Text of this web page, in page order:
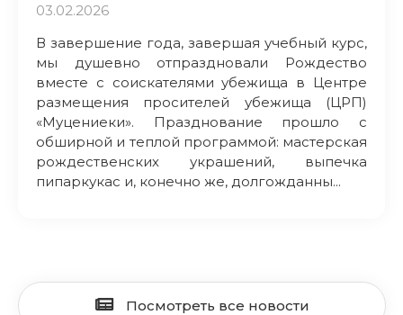
03.02.2026
В завершение года, завершая учебный курс,
мы душевно отпраздновали Рождество
вместе с соискателями убежища в Центре
размещения просителей убежища (ЦРП)
«Муцениеки». Празднование прошло с
обширной и теплой программой: мастерская
рождественских украшений, выпечка
пипаркукас и, конечно же, долгожданны...
Посмотреть все новости